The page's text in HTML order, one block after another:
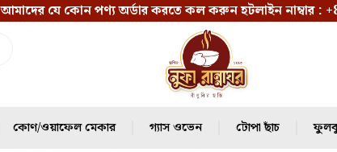
আমাদের যে কোন পণ্য অর্ডার করতে কল করুন হটলাইন নাম্বার :
কোণ/ওয়াফেল মেকার গ্যাস ওভেন ⁠টোপা ছাঁচ